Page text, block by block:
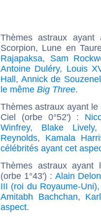
Thèmes astraux
Scorpion, Lune en
Rajapaksa, Sam
Antoine Duléry, Louis
Hall, Annick de
le même Big Three.
Thèmes astraux ayant
Ciel (orbe 0°52') :
Winfrey, Blake Lively
Reynolds, Kamala
célébrités ayant cet
Thèmes astraux ayant
(orbe 1°43') : Alain Delon
III (roi du Royaume-Uni)
Amitabh Bachchan,
aspect.